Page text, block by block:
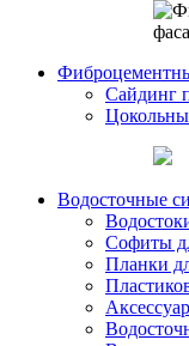
Сайдинг
Водосточные
Софиты
Планки